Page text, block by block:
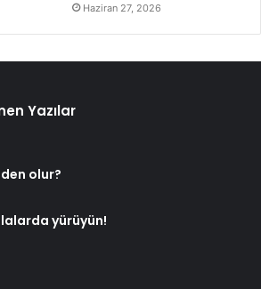
Haziran 27, 2026
Yazılar
olur?
yürüyün!